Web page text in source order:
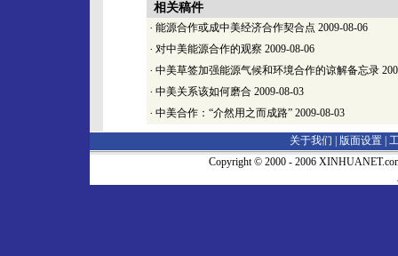
相关稿件
· 能源合作或成中美经济合作契合点 2009-08-06
· 对中美能源合作的观察 2009-08-06
· 中美草签加强能源气候和环境合作的谅解备忘录
· 中美关系该如何磨合 2009-08-03
· 中美合作：“介然用之而成路” 2009-08-03
关于我们 | 版面设置
Copyright © 2000 - 2006